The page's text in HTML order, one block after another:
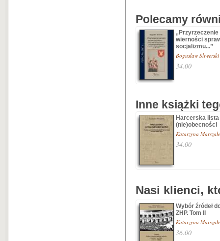
Polecamy
„Przyrzeczenie
wierności
socjalizmu...”
Bogusław Śliwerski
34.00
Inne książki
Harcerska lista
(nie)obecności
Katarzyna
34.00
Nasi klienci,
Wybór źródeł
ZHP. Tom II
Katarzyna
36.00